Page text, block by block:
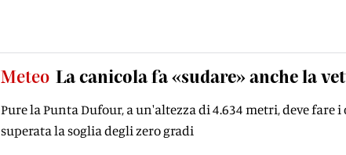
Meteo La canicola fa «sudare» anche la
Pure la Punta Dufour, a un'altezza di 4.634 metri, deve
superata la soglia degli zero gradi